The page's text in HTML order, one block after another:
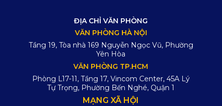
ĐỊA CHỈ VĂN PHÒNG
VĂN PHÒNG HÀ NỘI
Tầng 19, Tòa nhà 169 Nguyễn Ngọc Vũ, Phường
Yên Hòa
VĂN PHÒNG TP.HCM
Phòng L17-11, Tầng 17, Vincom Center, 45A Lý
Tự Trọng, Phường Bến Nghé, Quận 1
MẠNG XÃ HỘI